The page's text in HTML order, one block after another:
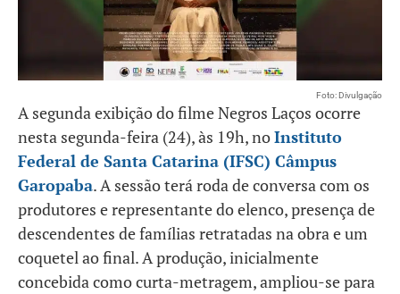
Foto: Divulgação
A segunda exibição do filme Negros Laços ocorre
nesta segunda-feira (24), às 19h, noInstituto
Federal de Santa Catarina (IFSC) Câmpus
Garopaba. A sessão terá roda de conversa com os
produtores e representante do elenco, presença de
descendentes de famílias retratadas na obra e um
coquetel ao final. A produção, inicialmente
concebida como curta-metragem, ampliou-se para